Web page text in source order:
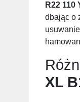
R22 110
dbając o
XL